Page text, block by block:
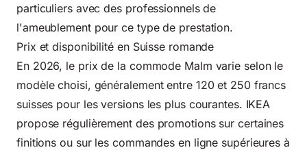
particuliers avec des professionnels de
l'ameublement pour ce type de prestation.
Prix et disponibilité en Suisse romande
En 2026, le prix de la commode Malm varie selon le
modèle choisi, généralement entre 120 et 250 francs
suisses pour les versions les plus courantes. IKEA
propose régulièrement des promotions sur certaines
finitions ou sur les commandes en ligne supérieures à